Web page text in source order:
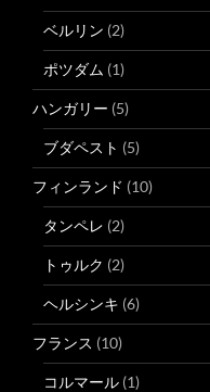
ベルリン (2)
ポツダム (1)
ハンガリー (5)
ブダペスト (5)
フィンランド (10)
タンペレ (2)
トゥルク (2)
ヘルシンキ (6)
フランス (10)
コルマール (1)